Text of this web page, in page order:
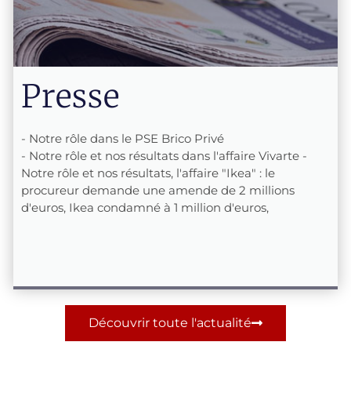
Presse
- Notre rôle dans le PSE Brico Privé
- Notre rôle et nos résultats dans l'affaire Vivarte -
Notre rôle et nos résultats, l'affaire "Ikea" : le
procureur demande une amende de 2 millions
d'euros, Ikea condamné à 1 million d'euros,
Découvrir toute l'actualité